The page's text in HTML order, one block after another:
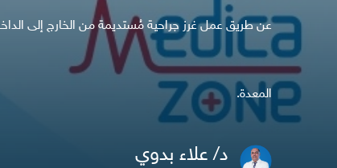
عن طريق عمل غرز جراحية مُستديمة من الخارج إلى
المعدة.
د/ علاء بدوي